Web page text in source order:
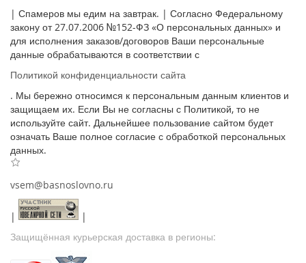
| Спамеров мы едим на завтрак. | Согласно Федеральному
закону от 27.07.2006 №152-ФЗ «О персональных данных» и
для исполнения заказов/договоров Ваши персональные
данные обрабатываются в соответствии с
Политикой конфиденциальности сайта
. Мы бережно относимся к персональным данным клиентов и
защищаем их. Если Вы не согласны с Политикой, то не
используйте сайт. Дальнейшее пользование сайтом будет
означать Ваше полное согласие с обработкой персональных
данных.
vsem@basnoslovno.ru
|
|
Защищённая курьерская доставка в регионы: